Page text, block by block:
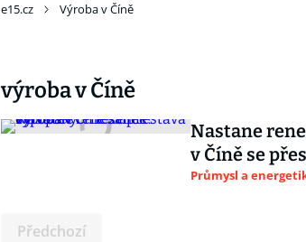
e15.cz Výroba v Číně
výroba v Číně
Nastane
v Číně se
Průmysl a
Předchozí